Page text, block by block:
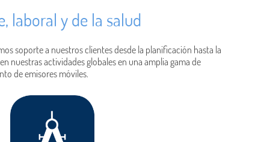
laboral y de la salud
soporte a nuestros clientes desde la planificación hasta la
nuestras actividades globales en una amplia gama de
de emisores móviles.